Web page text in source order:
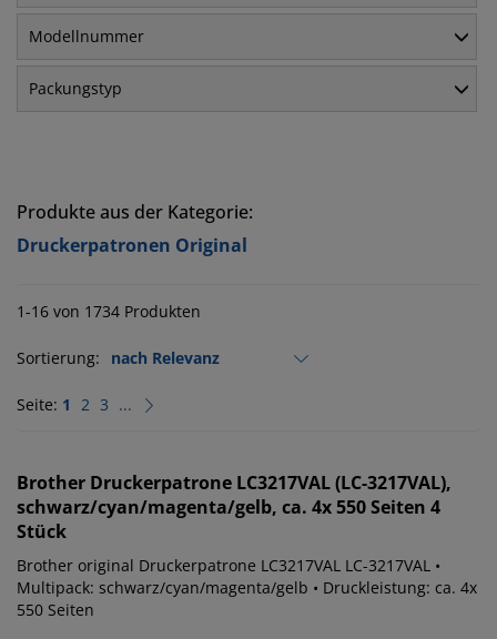
Modellnummer
Packungstyp
Produkte aus der Kategorie:
Druckerpatronen Original
1-16 von 1734 Produkten
Sortierung:
Seite: 1 2 3 ...
Brother Druckerpatrone LC3217VAL (LC-3217VAL),
schwarz/cyan/magenta/gelb, ca. 4x 550 Seiten 4
Stück
Brother original Druckerpatrone LC3217VAL LC-3217VAL •
Multipack: schwarz/cyan/magenta/gelb • Druckleistung: ca. 4x
550 Seiten